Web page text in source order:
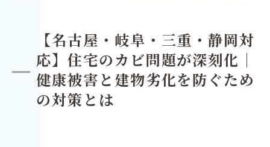
【名古屋・岐阜・三重・静岡対
応】住宅のカビ問題が深刻化｜
健康被害と建物劣化を防ぐため
の対策とは